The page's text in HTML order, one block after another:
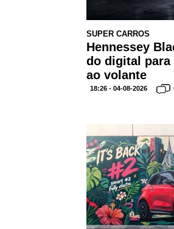
SUPER CARROS
Hennessey
do digital para
ao volante
18:26 - 04-08-2026